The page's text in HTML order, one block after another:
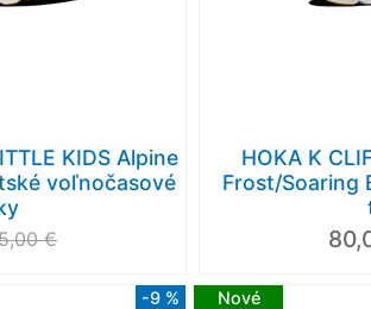
KIDS Alpine
voľnočasové
€
HOKA K
Frost/Soaring
-9 % Nové